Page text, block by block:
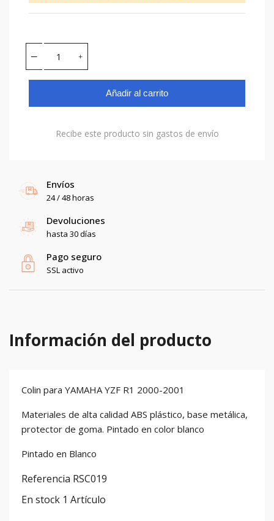
Añadir al carrito
Recibe este producto sin gastos de envío
Envíos
24 / 48 horas
Devoluciones
hasta 30 días
Pago seguro
SSL activo
Información del producto
Colin para YAMAHA YZF R1 2000-2001
Materiales de alta calidad ABS plástico, base metálica,
protector de goma. Pintado en color blanco
Pintado en Blanco
Referencia RSC019
En stock 1 Artículo